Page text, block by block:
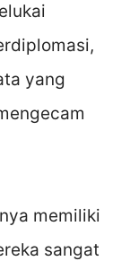
yang
memiliki
sangat